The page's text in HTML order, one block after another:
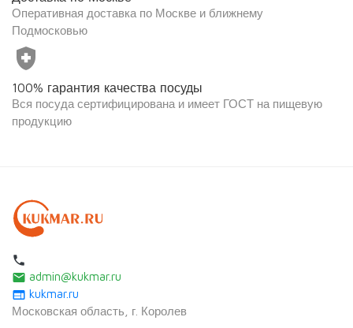
Оперативная доставка по Москве и ближнему
Подмосковью
health_and_safety
100% гарантия качества посуды
Вся посуда сертифицирована и имеет ГОСТ на пищевую
продукцию
local_phone
email admin@kukmar.ru
web kukmar.ru
Московская область, г. Королев